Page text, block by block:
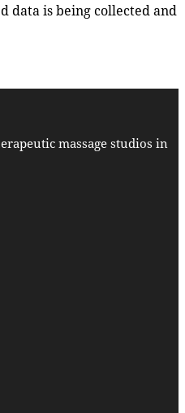
data is being collected and
massage studios in